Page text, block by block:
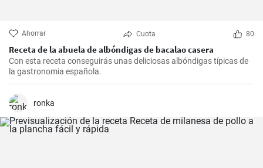
Ahorrar Cuota 80
Receta de la abuela de albóndigas de bacalao casera
Con esta receta conseguirás unas deliciosas albóndigas típicas de
la gastronomia española.
ronka